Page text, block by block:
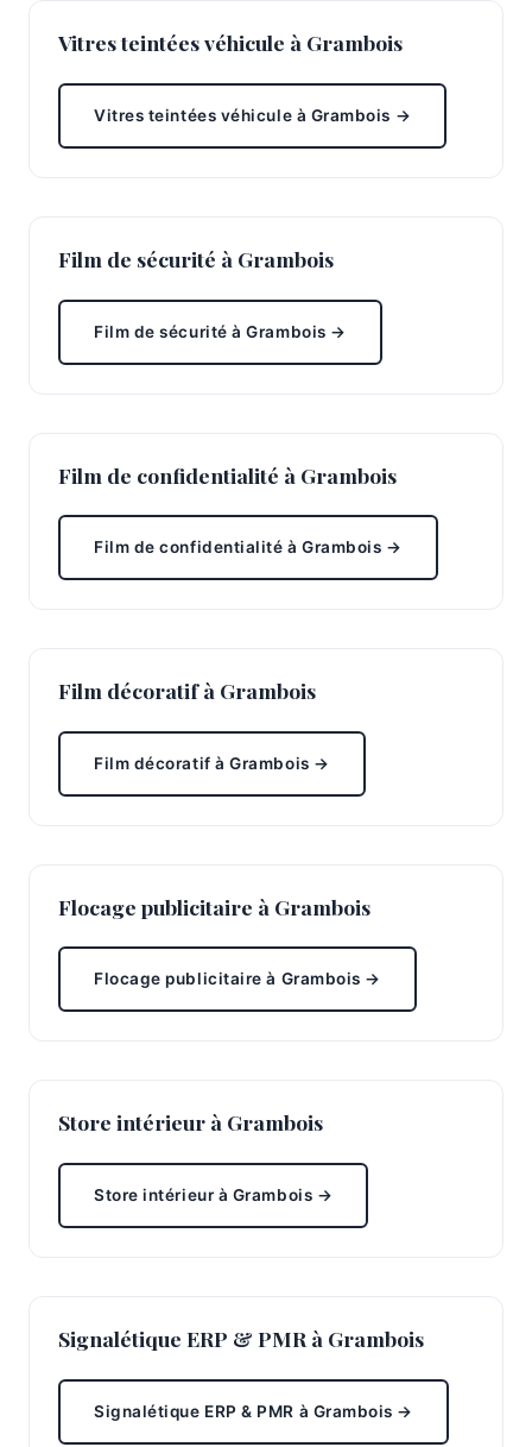
Vitres teintées véhicule à Grambois
Vitres teintées véhicule à Grambois →
Film de sécurité à Grambois
Film de sécurité à Grambois →
Film de confidentialité à Grambois
Film de confidentialité à Grambois →
Film décoratif à Grambois
Film décoratif à Grambois →
Flocage publicitaire à Grambois
Flocage publicitaire à Grambois →
Store intérieur à Grambois
Store intérieur à Grambois →
Signalétique ERP & PMR à Grambois
Signalétique ERP & PMR à Grambois →